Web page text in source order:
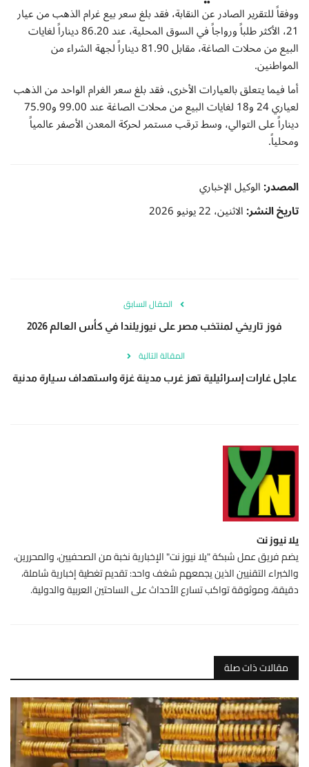
ووفقاً للتقرير الصادر عن النقابة، فقد بلغ سعر بيع غرام الذهب من عيار
21، الأكثر طلباً ورواجاً في السوق المحلية، عند 86.20 ديناراً لغايات
البيع من محلات الصاغة، مقابل 81.90 ديناراً لجهة الشراء من
المواطنين.
أما فيما يتعلق بالعيارات الأخرى، فقد بلغ سعر الغرام الواحد من الذهب
لعياري 24 و18 لغايات البيع من محلات الصاغة عند 99.00 و75.90
ديناراً على التوالي، وسط ترقب مستمر لحركة المعدن الأصفر عالمياً
ومحلياً.
المصدر:الوكيل الإخباري
تاريخ النشر:الاثنين، 22 يونيو 2026
المقال السابق
فوز تاريخي لمنتخب مصر على نيوزيلندا في كأس العالم 2026
المقالة التالية
عاجل غارات إسرائيلية تهز غرب مدينة غزة واستهداف سيارة مدنية
يلا نيوز نت
يضم فريق عمل شبكة "يلا نيوز نت" الإخبارية نخبة من الصحفيين، والمحررين،
والخبراء التقنيين الذين يجمعهم شغف واحد: تقديم تغطية إخبارية شاملة،
دقيقة، وموثوقة تواكب تسارع الأحداث على الساحتين العربية والدولية.
مقالات ذات صلة